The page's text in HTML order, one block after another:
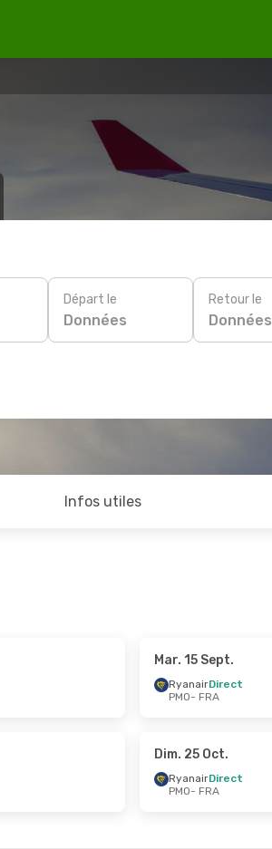
Départ le
Données
Retour le
Données
Infos utiles
Mar. 15 Sept.
RyanairDirect
PMO- FRA
Dim. 25 Oct.
RyanairDirect
PMO- FRA